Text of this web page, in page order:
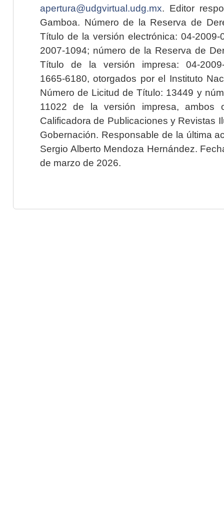
apertura@udgvirtual.udg.mx. Editor
Gamboa. Número de la Reserva de
Título de la versión electrónica: 04-2009-
2007-1094; número de la Reserva de
Título de la versión impresa: 04-2009-
1665-6180, otorgados por el Instituto
Número de Licitud de Título: 13449 y
11022 de la versión impresa, ambos
Calificadora de Publicaciones y Revistas
Gobernación. Responsable de la última
Sergio Alberto Mendoza Hernández.
de marzo de 2026.